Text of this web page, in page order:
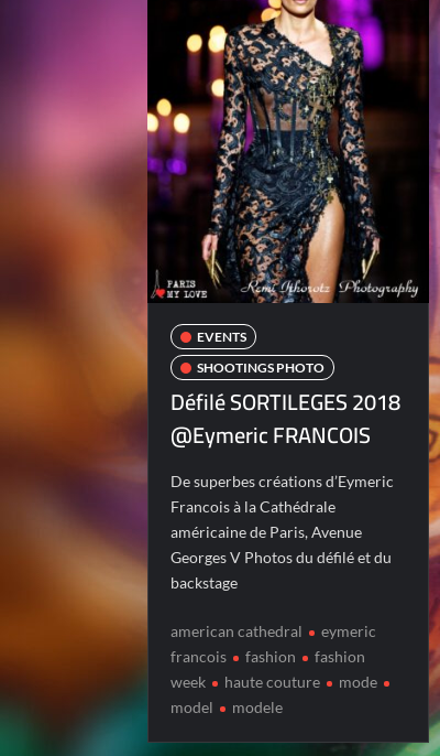
EVENTS
SHOOTINGS PHOTO
Défilé SORTILEGES 2018
@Eymeric FRANCOIS
De superbes créations d’Eymeric
Francois à la Cathédrale
américaine de Paris, Avenue
Georges V Photos du défilé et du
backstage
american cathedral
eymeric
francois
fashion
fashion
week
haute couture
mode
model
modele